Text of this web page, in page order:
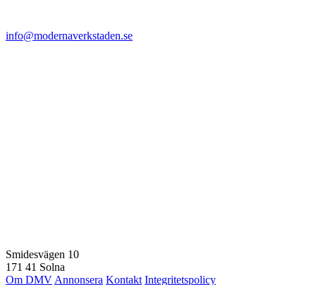
info@modernaverkstaden.se
Smidesvägen 10
171 41 Solna
Om DMV Annonsera Kontakt Integritetspolicy